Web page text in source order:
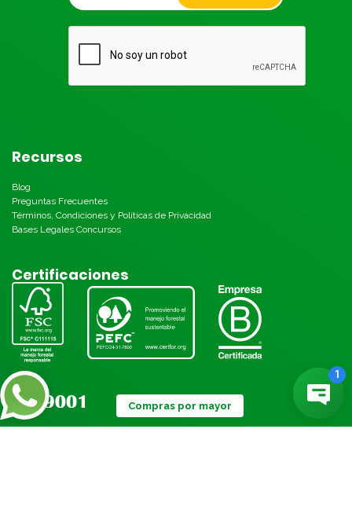
Recursos
Blog
Preguntas Frecuentes
Términos, Condiciones y Políticas de Privacidad
Bases Legales Concursos
Certificaciones
Compras por mayor